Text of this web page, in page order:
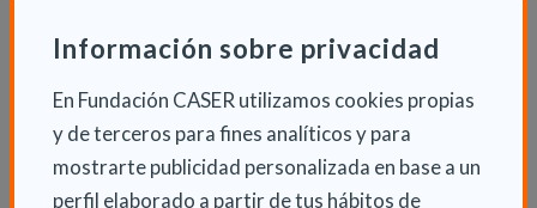
Información sobre privacidad
En Fundación CASER utilizamos cookies propias
y de terceros para fines analíticos y para
mostrarte publicidad personalizada en base a un
perfil elaborado a partir de tus hábitos de